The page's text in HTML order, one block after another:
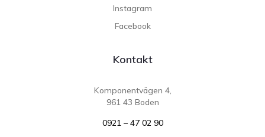
Instagram
Facebook
Kontakt
Komponentvägen 4,
961 43 Boden
0921 – 47 02 90